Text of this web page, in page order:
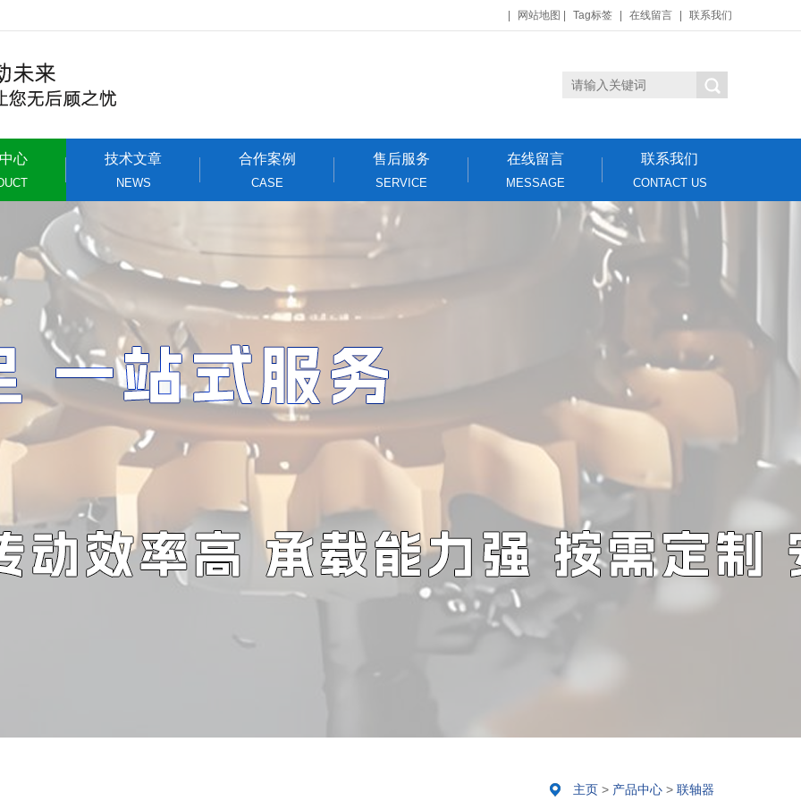
网站地图 Tag标签 在线留言 联系我们
心 技术文章
NEWS
合作案例
CASE
售后服务
SERVICE
在线留言
MESSAGE
联系我们
CONTACT US
主页 > 产品中心 > 联轴器